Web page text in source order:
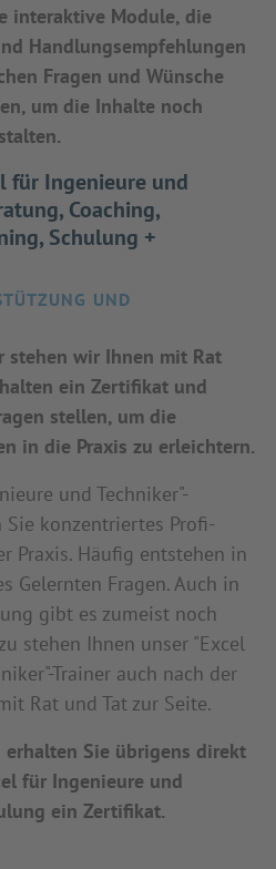
interaktive Module, die
Handlungsempfehlungen
Fragen und Wünsche
um die Inhalte noch
für Ingenieure und
Coaching,
Schulung +
UND
stehen wir Ihnen mit Rat
ein Zertifikat und
stellen, um die
in die Praxis zu erleichtern.
und Techniker"-
konzentriertes Profi-
Praxis. Häufig entstehen in
Gelernten Fragen. Auch in
gibt es zumeist noch
stehen Ihnen unser "Excel
Trainer auch nach der
Rat und Tat zur Seite.
Sie übrigens direkt
für Ingenieure und
ein Zertifikat.